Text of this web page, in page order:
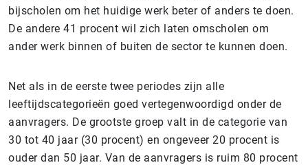
bijscholen om het huidige werk beter of anders te doen.
De andere 41 procent wil zich laten omscholen om
ander werk binnen of buiten de sector te kunnen doen.
Net als in de eerste twee periodes zijn alle
leeftijdscategorieën goed vertegenwoordigd onder de
aanvragers. De grootste groep valt in de categorie van
30 tot 40 jaar (30 procent) en ongeveer 20 procent is
ouder dan 50 jaar. Van de aanvragers is ruim 80 procent